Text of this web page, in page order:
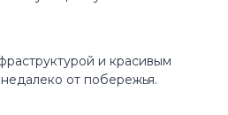
и красивым
от побережья.